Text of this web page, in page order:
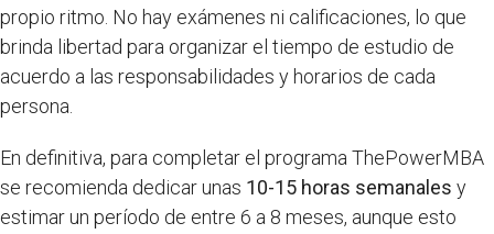
propio ritmo. No hay exámenes ni calificaciones, lo que
brinda libertad para organizar el tiempo de estudio de
acuerdo a las responsabilidades y horarios de cada
persona.
En definitiva, para completar el programa ThePowerMBA
se recomienda dedicar unas 10-15 horas semanales y
estimar un período de entre 6 a 8 meses, aunque esto